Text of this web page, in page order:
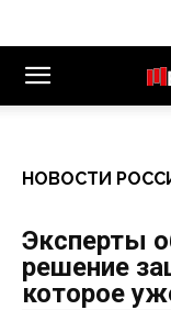
НОВОСТИ
Эксперты
решение
которое